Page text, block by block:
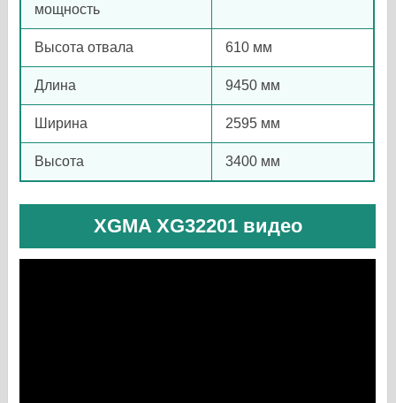
мощность
Высота отвала 610 мм
Длина 9450 мм
Ширина 2595 мм
Высота 3400 мм
XGMA XG32201 видео